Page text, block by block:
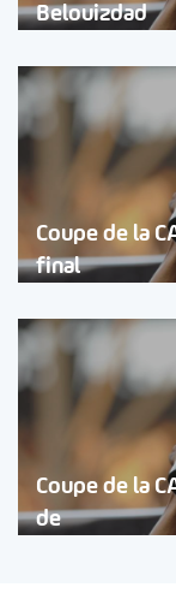
Belouizdad
Coupe de la
final
Coupe de la
de